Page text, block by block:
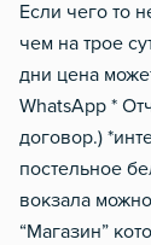
Если чего то
чем на трое
дни цена
WhatsApp *
договор.)
постельное
вокзала
“Магазин”